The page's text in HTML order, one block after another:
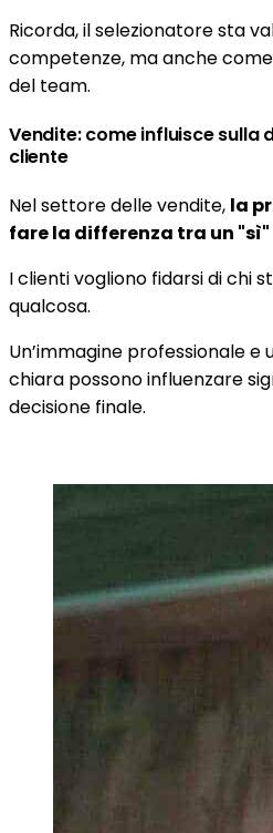
Ricorda, il selezionatore sta
competenze, ma anche
del team.
Vendite: come influisce sulla
cliente
Nel settore delle vendite, la
fare la differenza tra un "sì"
I clienti vogliono fidarsi di chi
qualcosa.
Un’immagine professionale e
chiara possono influenzare
decisione finale.